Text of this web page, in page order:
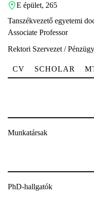
E épület, 265
Tanszékvezető egyetemi
Associate Professor
Rektori Szervezet /
CV SCHOLAR
Munkatársak
PhD-hallgatók